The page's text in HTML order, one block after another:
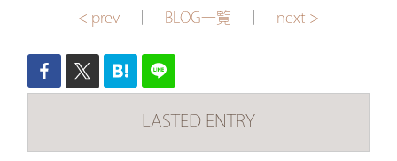
< prev BLOG一覧 next >
LASTED ENTRY